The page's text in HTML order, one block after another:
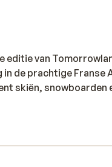
editie van
de prachtige Franse
skiën, snowboarden
Kies uit een
A & B Résidence
is om je dag gelijk
tussen studio's, 2-